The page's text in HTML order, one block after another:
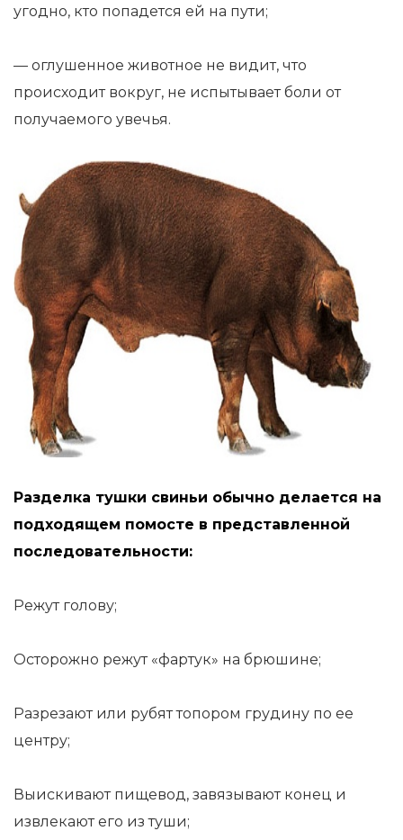
угодно, кто попадется ей на пути;
— оглушенное животное не видит, что
происходит вокруг, не испытывает боли от
получаемого увечья.
Разделка тушки свиньи обычно делается на
подходящем помосте в представленной
последовательности:
Режут голову;
Осторожно режут «фартук» на брюшине;
Разрезают или рубят топором грудину по ее
центру;
Выискивают пищевод, завязывают конец и
извлекают его из туши;